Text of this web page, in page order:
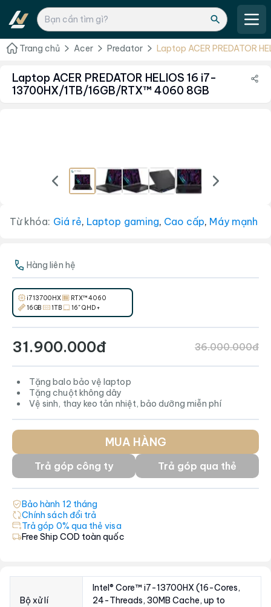
Trang chủ Acer Predator
Laptop ACER PREDATOR
Laptop ACER PREDATOR HELIOS 16 i7-
13700HX/1TB/16GB/RTX™ 4060 8GB
Từ khóa: Giá rẻ, Laptop gaming, Cao cấp, Máy mạnh
Hàng liên hệ
i7 13700HX
RTX™ 4060
16GB
1TB 16" QHD+
31.900.000đ 36.000.000đ
Tặng balo bảo vệ laptop
Tặng chuột không dây
Vệ sinh, thay keo tản nhiệt, bảo dưỡng miễn phí
MUA HÀNG
Trả góp công ty Trả góp qua thẻ
Bảo hành 12 tháng
Chính sách đổi trả
Trả góp 0% qua thẻ visa
Free Ship COD toàn quốc
Bộ xử lí
Intel® Core™ i7-13700HX (16-Cores,
24-Threads, 30MB Cache, up to